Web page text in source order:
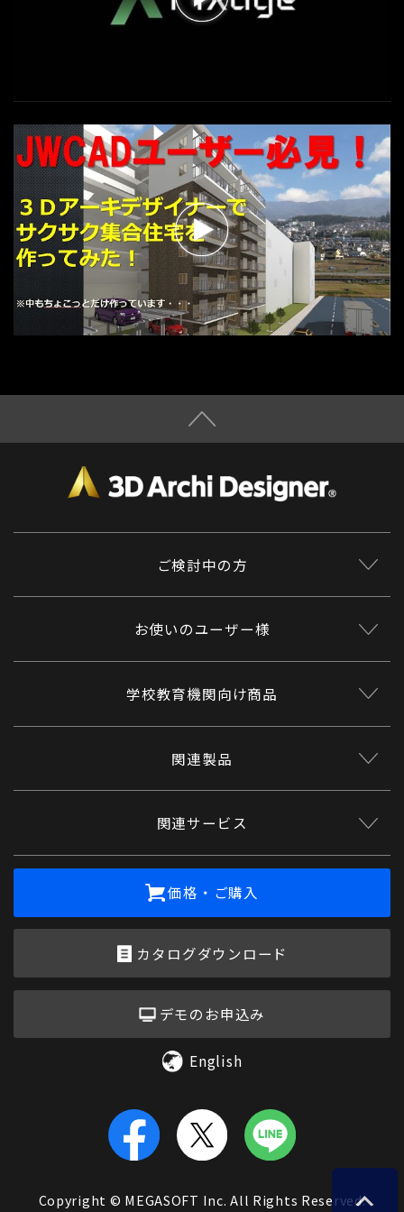
ご検討中の方
お使いのユーザー様
学校教育機関向け商品
関連製品
関連サービス
価格・ご購入
カタログダウンロード
デモのお申込み
English
Copyright © MEGASOFT Inc. All Rights Reserved.